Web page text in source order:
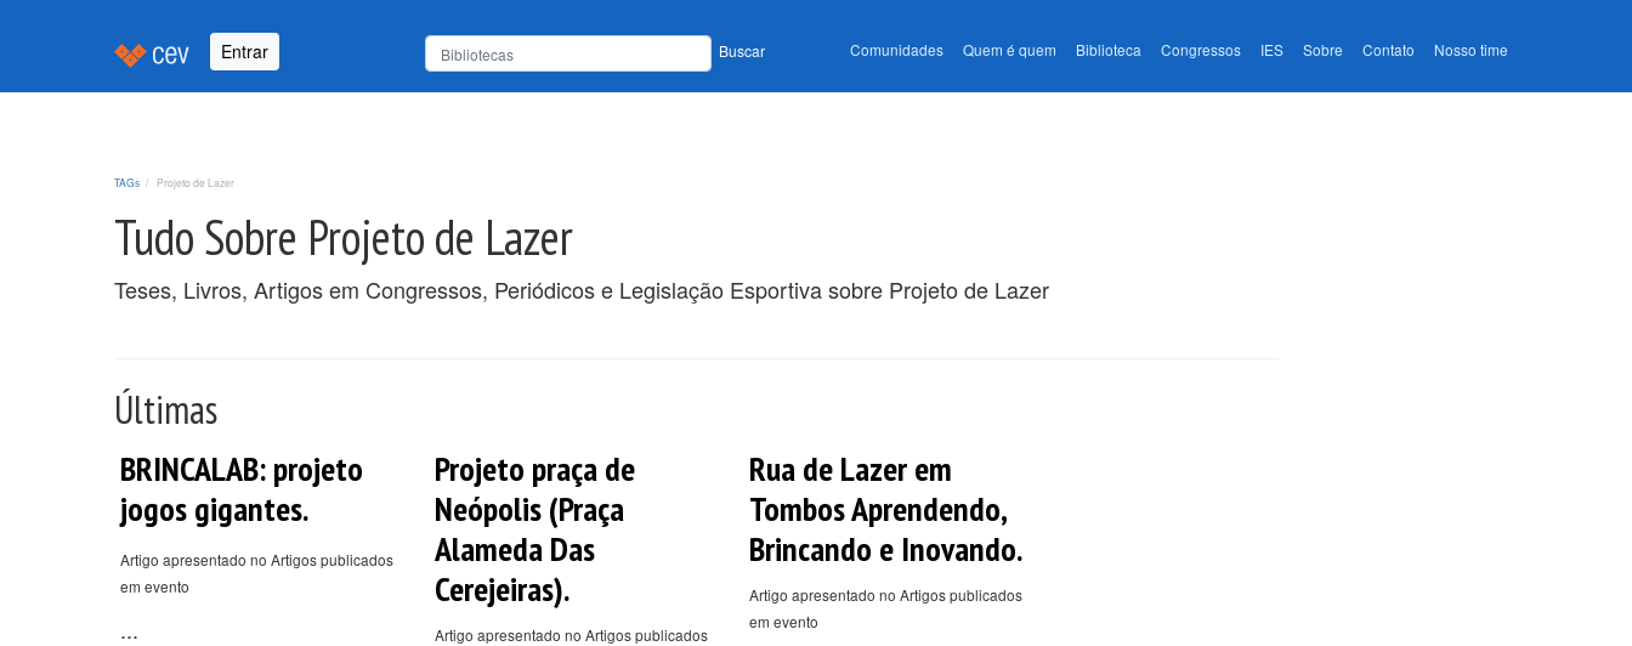
Entrar Buscar Comunidades Quem é quem Biblioteca Congressos IES Sobre Contato Nosso time
TAGs Projeto de Lazer
Tudo Sobre Projeto de Lazer
Teses, Livros, Artigos em Congressos, Periódicos e Legislação Esportiva sobre Projeto de Lazer
Últimas
BRINCALAB: projeto
jogos gigantes.
Artigo apresentado no Artigos publicados
em evento
...
Projeto praça de
Neópolis (Praça
Alameda Das
Cerejeiras).
Artigo apresentado no Artigos publicados
Rua de Lazer em
Tombos Aprendendo,
Brincando e Inovando.
Artigo apresentado no Artigos publicados
em evento